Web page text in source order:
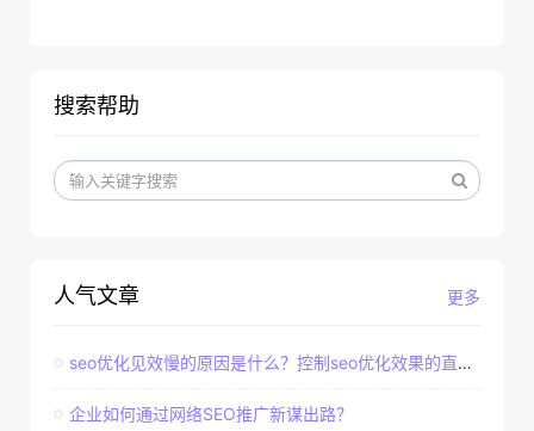
搜索帮助
更多
人气文章
seo优化见效慢的原因是什么？控制seo优化效果的直接因素
企业如何通过网络SEO推广新谋出路？